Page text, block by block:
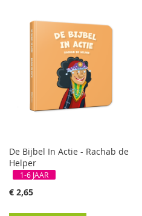
De Bijbel In Actie - Rachab de
Helper
1-6 JAAR
€ 2,65